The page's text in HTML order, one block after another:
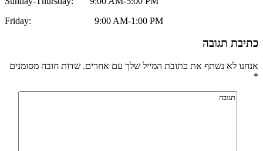
Friday: 9:00 AM-1:00 PM
כתיבת תגובה
אנחנו לא נשתף את כתובת המייל שלך עם אחרים. שדות חובה מסומנים
*